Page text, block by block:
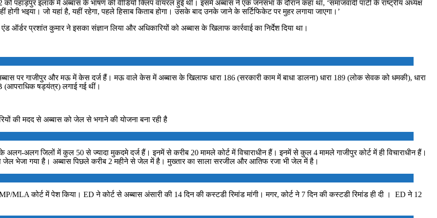
पहाड़पुर इलाके में अब्बास के भाषण की वीडियो क्लिप वायरल हुई थी। इसमें अब्बास ने एक जनसभा के दौरान कहा था, ‘समाजवादी पार्टी के राष्ट्रीय अध्यक्ष
भइया। जो यहां है, यहीं रहेगा, पहले हिसाब किताब होगा। उसके बाद उनके जाने के सर्टिफिकेट पर मुहर लगाया जाएगा।’
प्रशांत कुमार ने इसका संज्ञान लिया और अधिकारियों को अब्बास के खिलाफ कार्रवाई का निर्देश दिया था।
पर गाजीपुर और मऊ में केस दर्ज हैं। मऊ वाले केस में अब्बास के खिलाफ धारा 186 (सरकारी काम में बाधा डालना) धारा 189 (लोक सेवक को धमकी), धारा
(आपराधिक षड्यंत्र) लगाई गई थीं।
की मदद से अब्बास को जेल से भगाने की योजना बना रही है
अलग जिलों में कुल 50 से ज्यादा मुकदमे दर्ज हैं। इनमें से करीब 20 मामले कोर्ट में विचाराधीन हैं। इनमें से कुल 4 मामले गाजीपुर कोर्ट में ही विचाराधीन हैं।
जेल भेजा गया है। अब्बास पिछले करीब 2 महीने से जेल में है। मुख्तार का साला सरजील और आतिफ रजा भी जेल में है।
MLA कोर्ट में पेश किया। ED ने कोर्ट से अब्बास अंसारी की 14 दिन की कस्टडी रिमांड मांगी। मगर, कोर्ट ने 7 दिन की कस्टडी रिमांड ही दी । ED ने 12